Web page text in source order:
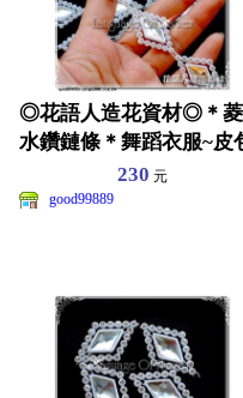
◎花語人造花資材◎＊
水鑽鏈條＊舞蹈衣服~皮
涼鞋~髮飾裝飾
230 元
good99889